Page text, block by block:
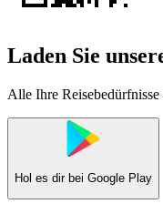
Laden Sie
Alle Ihre
Hol es dir bei Google Play